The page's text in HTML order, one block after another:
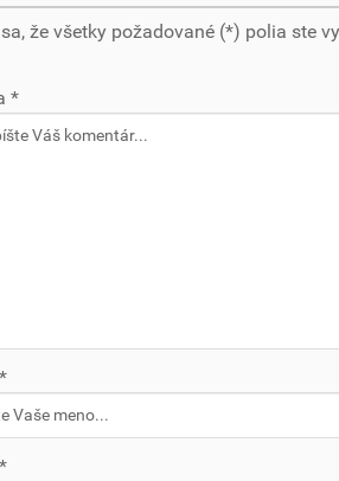
že všetky požadované (*) polia ste
*